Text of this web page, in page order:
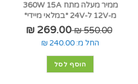
ממיר מעלה מתח 360W 15A
מ-12V ל-24V *במלאי מיידי*
550.00 ₪
269.00 ₪
החל מ: 240.00 ₪
הוסף לסל